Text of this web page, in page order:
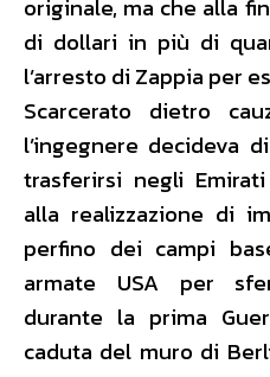
originale, ma che alla
di dollari in più di
l’arresto di Zappia per
Scarcerato dietro
l’ingegnere decideva
trasferirsi negli
alla realizzazione di
perfino dei campi
armate USA per
durante la prima
caduta del muro di